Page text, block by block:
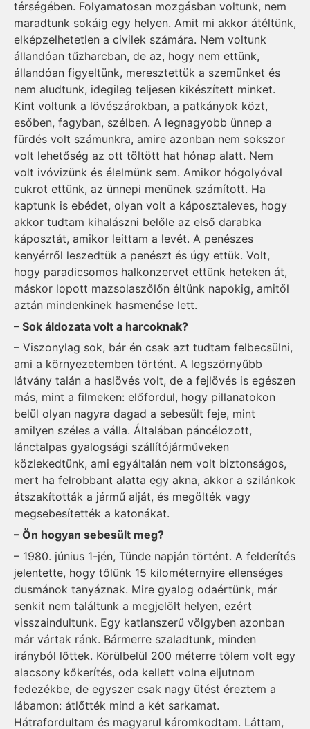
térségében. Folyamatosan mozgásban voltunk, nem
maradtunk sokáig egy helyen. Amit mi akkor átéltünk,
elképzelhetetlen a civilek számára. Nem voltunk
állandóan tűzharcban, de az, hogy nem ettünk,
állandóan figyeltünk, meresztettük a szemünket és
nem aludtunk, idegileg teljesen kikészített minket.
Kint voltunk a lövészárokban, a patkányok közt,
esőben, fagyban, szélben. A legnagyobb ünnep a
fürdés volt számunkra, amire azonban nem sokszor
volt lehetőség az ott töltött hat hónap alatt. Nem
volt ivóvizünk és élelmünk sem. Amikor hógolyóval
cukrot ettünk, az ünnepi menünek számított. Ha
kaptunk is ebédet, olyan volt a káposztaleves, hogy
akkor tudtam kihalászni belőle az első darabka
káposztát, amikor leittam a levét. A penészes
kenyérről leszedtük a penészt és úgy ettük. Volt,
hogy paradicsomos halkonzervet ettünk heteken át,
máskor lopott mazsolaszőlőn éltünk napokig, amitől
aztán mindenkinek hasmenése lett.
– Sok áldozata volt a harcoknak?
– Viszonylag sok, bár én csak azt tudtam felbecsülni,
ami a környezetemben történt. A legszörnyűbb
látvány talán a haslövés volt, de a fejlövés is egészen
más, mint a filmeken: előfordul, hogy pillanatokon
belül olyan nagyra dagad a sebesült feje, mint
amilyen széles a válla. Általában páncélozott,
lánctalpas gyalogsági szállítójárműveken
közlekedtünk, ami egyáltalán nem volt biztonságos,
mert ha felrobbant alatta egy akna, akkor a szilánkok
átszakították a jármű alját, és megölték vagy
megsebesítették a katonákat.
– Ön hogyan sebesült meg?
– 1980. június 1-jén, Tünde napján történt. A felderítés
jelentette, hogy tőlünk 15 kilométernyire ellenséges
dusmánok tanyáznak. Mire gyalog odaértünk, már
senkit nem találtunk a megjelölt helyen, ezért
visszaindultunk. Egy katlanszerű völgyben azonban
már vártak ránk. Bármerre szaladtunk, minden
irányból lőttek. Körülbelül 200 méterre tőlem volt egy
alacsony kőkerítés, oda kellett volna eljutnom
fedezékbe, de egyszer csak nagy ütést éreztem a
lábamon: átlőtték mind a két sarkamat.
Hátrafordultam és magyarul káromkodtam. Láttam,